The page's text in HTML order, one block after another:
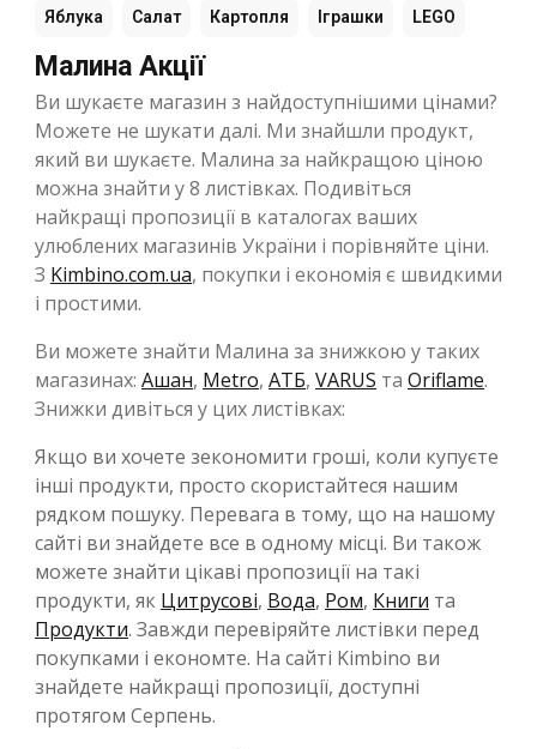
Яблука Салат Картопля Іграшки LEGO
Малина Акції
Ви шукаєте магазин з найдоступнішими цінами?
Можете не шукати далі. Ми знайшли продукт,
який ви шукаєте. Малина за найкращою ціною
можна знайти у 8 листівках. Подивіться
найкращі пропозиції в каталогах ваших
улюблених магазинів України і порівняйте ціни.
З Kimbino.com.ua, покупки і економія є швидкими
і простими.
Ви можете знайти Малина за знижкою у таких
магазинах: Ашан, Metro, АТБ, VARUS та Oriflame.
Знижки дивіться у цих листівках:
Якщо ви хочете зекономити гроші, коли купуєте
інші продукти, просто скористайтеся нашим
рядком пошуку. Перевага в тому, що на нашому
сайті ви знайдете все в одному місці. Ви також
можете знайти цікаві пропозиції на такі
продукти, як Цитрусові, Вода, Ром, Книги та
Продукти. Завжди перевіряйте листівки перед
покупками і економте. На сайті Kimbino ви
знайдете найкращі пропозиції, доступні
протягом Серпень.